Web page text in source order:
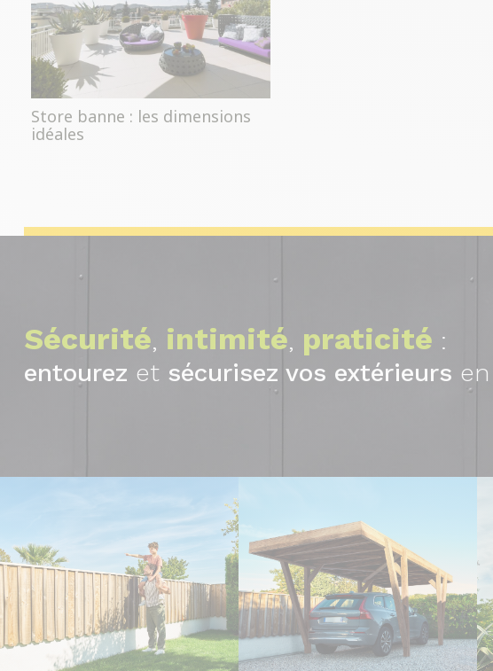
Store banne : les dimensions
idéales
Sécurité, intimité, praticité :
entourez et sécurisez vos extérieurs